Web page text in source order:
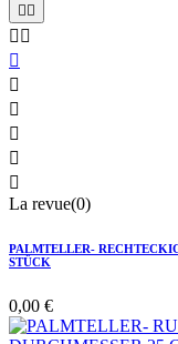

 






La revue(0)
PALMTELLER-
STÜCK
0,00 €